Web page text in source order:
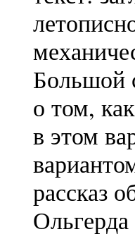
Большой
о том,
в этом
рассказ